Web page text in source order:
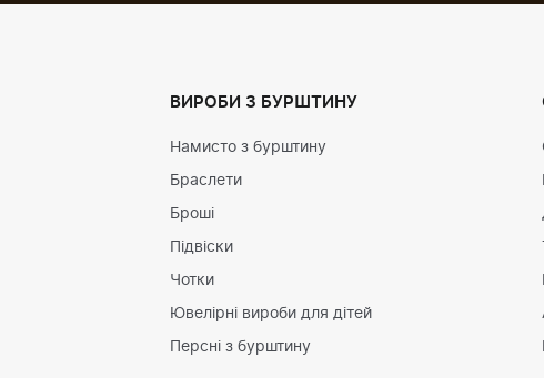
ВИРОБИ З БУРШТИНУ
Намисто з бурштину
Браслети
Броші
Підвіски
Чотки
Ювелірні вироби для дітей
Персні з бурштину